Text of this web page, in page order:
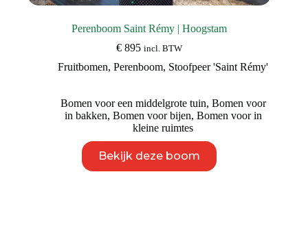
Perenboom Saint Rémy | Hoogstam
€ 895 incl. BTW
Fruitbomen,Perenboom, Stoofpeer 'Saint Rémy'
Bomen voor een middelgrote tuin, Bomen voor
in bakken, Bomen voor bijen, Bomen voor in
kleine ruimtes
Bekijk deze boom
product
heeft